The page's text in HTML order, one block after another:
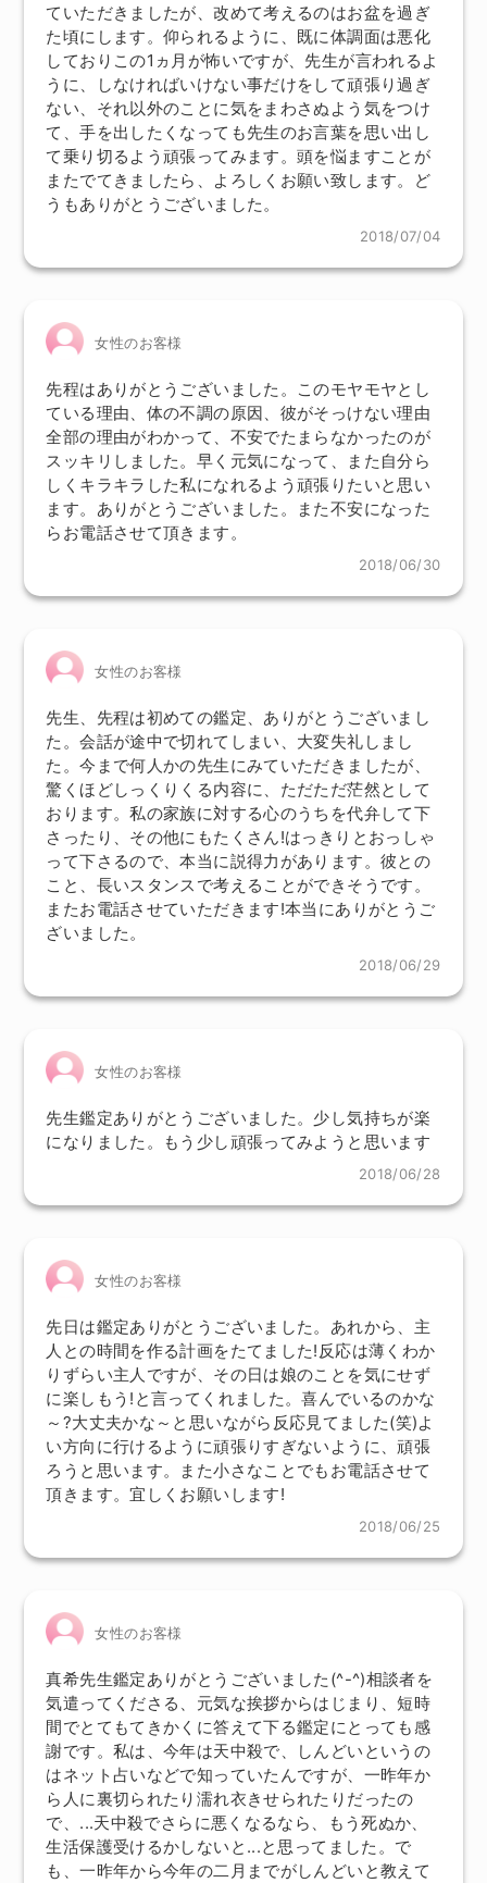
ていただきましたが、改めて考えるのはお盆を過ぎ
た頃にします。仰られるように、既に体調面は悪化
しておりこの1ヵ月が怖いですが、先生が言われるよ
うに、しなければいけない事だけをして頑張り過ぎ
ない、それ以外のことに気をまわさぬよう気をつけ
て、手を出したくなっても先生のお言葉を思い出し
て乗り切るよう頑張ってみます。頭を悩ますことが
またでてきましたら、よろしくお願い致します。ど
うもありがとうございました。
2018/07/04
女性のお客様
先程はありがとうございました。このモヤモヤとし
ている理由、体の不調の原因、彼がそっけない理由
全部の理由がわかって、不安でたまらなかったのが
スッキリしました。早く元気になって、また自分ら
しくキラキラした私になれるよう頑張りたいと思い
ます。ありがとうございました。また不安になった
らお電話させて頂きます。
2018/06/30
女性のお客様
先生、先程は初めての鑑定、ありがとうございまし
た。会話が途中で切れてしまい、大変失礼しまし
た。今まで何人かの先生にみていただきましたが、
驚くほどしっくりくる内容に、ただただ茫然として
おります。私の家族に対する心のうちを代弁して下
さったり、その他にもたくさん!はっきりとおっしゃ
って下さるので、本当に説得力があります。彼との
こと、長いスタンスで考えることができそうです。
またお電話させていただきます!本当にありがとうご
ざいました。
2018/06/29
女性のお客様
先生鑑定ありがとうございました。少し気持ちが楽
になりました。もう少し頑張ってみようと思います
2018/06/28
女性のお客様
先日は鑑定ありがとうございました。あれから、主
人との時間を作る計画をたてました!反応は薄くわか
りずらい主人ですが、その日は娘のことを気にせず
に楽しもう!と言ってくれました。喜んでいるのかな
～?大丈夫かな～と思いながら反応見てました(笑)よ
い方向に行けるように頑張りすぎないように、頑張
ろうと思います。また小さなことでもお電話させて
頂きます。宜しくお願いします!
2018/06/25
女性のお客様
真希先生鑑定ありがとうございました(^-^)相談者を
気遣ってくださる、元気な挨拶からはじまり、短時
間でとてもてきかくに答えて下る鑑定にとっても感
謝です。私は、今年は天中殺で、しんどいというの
はネット占いなどで知っていたんですが、一昨年か
ら人に裏切られたり濡れ衣きせられたりだったの
で、...天中殺でさらに悪くなるなら、もう死ぬか、
生活保護受けるかしないと...と思ってました。で
も、一昨年から今年の二月までがしんどいと教えて